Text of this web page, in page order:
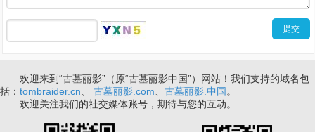
欢迎来到“古墓丽影”（原“古墓丽影中国”）网站！我们支持的域名包
括： tombraider.cn 古墓丽影.com 古墓丽影.中国 。
欢迎关注我们的社交媒体账号，期待与您的互动。